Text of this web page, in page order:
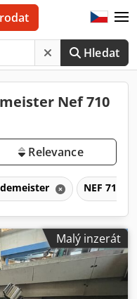
Hledat
Nef 710
Relevance
NEF 710
Malý inzerát